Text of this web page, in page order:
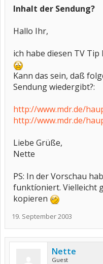
Inhalt der Sendung?
Hallo Ihr,
ich habe diesen TV Tip
Kann das sein, daß
Sendung wiedergibt?:
http://www.mdr.de/
http://www.mdr.de/
Liebe Grüße,
Nette
PS: In der Vorschau
funktíoniert. Vielleicht
kopieren
19. September 2003
Nette
Guest